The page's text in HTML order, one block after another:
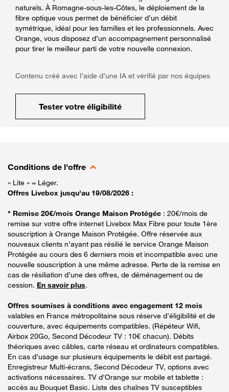
naturels. À Romagne-sous-les-Côtes, le déploiement de la
fibre optique vous permet de bénéficier d’un débit
symétrique, idéal pour les familles et les professionnels. Avec
Orange, vous disposez d’un accompagnement personnalisé
pour tirer le meilleur parti de votre nouvelle connexion.
Contenu créé avec l’aide d’une IA et vérifié par nos équipes
Tester votre éligibilité
Conditions de l'offre
« Lite » = Léger.
Offres Livebox jusqu'au 19/08/2026 :
* Remise 20€/mois Orange Maison Protégée : 20€/mois de
remise sur votre offre internet Livebox Max Fibre pour toute 1ère
souscription à Orange Maison Protégée. Offre réservée aux
nouveaux clients n’ayant pas résilié le service Orange Maison
Protégée au cours des 6 derniers mois et incompatible avec une
nouvelle souscription à une même adresse. Perte de la remise en
cas de résiliation d’une des offres, de déménagement ou de
cession. En savoir plus.
Offres soumises à conditions avec engagement 12 mois
valables en France métropolitaine sous réserve d’éligibilité et de
couverture, avec équipements compatibles. (Répéteur Wifi,
Airbox 20Go, Second Décodeur TV : 10€ chacun). Débits
théoriques avec câbles, carte réseau et ordinateurs compatibles.
En cas d’usage sur plusieurs équipements le débit est partagé.
Enregistreur Multi-écrans, Second Décodeur TV, options avec
activations nécessaires. TV d’Orange sur mobile et tablette :
accès au Bouquet Basic. Liste des chaînes TV susceptibles